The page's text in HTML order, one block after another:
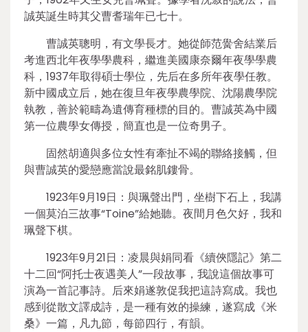
誠英誕生時其父曹耆瑞年已七十。
曹誠英聰明，有文學長才。她從師范黌舍結業后
考進西北年夜學學農科，繼進美國康奈爾年夜學學農
科，1937年取得碩士學位，先后在多所年夜學任教。
新中國成立后，她在復旦年夜學農學院、沈陽農學院
執教，善於範疇為遺傳育種標的目的。曹誠英為中國
第一位農學女傳授，簡直也是一位奇男子。
固然胡適與多位女性有牽扯不竭的聯絡接觸，但
與曹誠英的愛戀應當說最銘肌鏤骨。
1923年9月19日：與珮聲出門，坐樹下石上，我講
一個莫泊三故事“Toine”給她聽。夜間月色欠好，我和
珮聲下棋。
1923年9月21日：凌晨與娟同看《續俠隱記》第二
十二回“阿托士夜遇美人”一段故事，我說這個故事可
演為一首記事詩。后來娟遂敦促我把這詩寫成。我也
感到從散文譯成詩，是一種有效的操練，遂寫成《米
桑》一篇，凡九節，每節四行，有韻。